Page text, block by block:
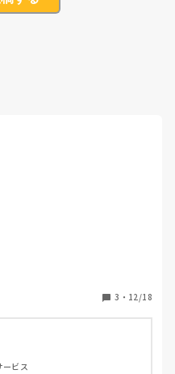
なのですが
小さな声で話す、隣接する
閉めるなどはしています
きに同じようなことに気を
3 ・ 12/18
ビス